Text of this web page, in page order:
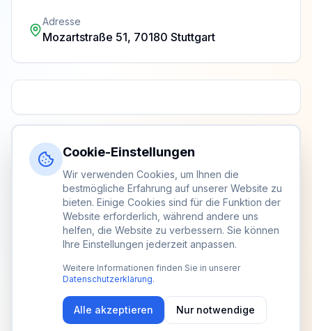
Adresse
Mozartstraße 51, 70180 Stuttgart
Cookie-Einstellungen
Wir verwenden Cookies, um Ihnen die
bestmögliche Erfahrung auf unserer Website zu
bieten. Einige Cookies sind für die Funktion der
Website erforderlich, während andere uns
helfen, die Website zu verbessern. Sie können
Ihre Einstellungen jederzeit anpassen.
Weitere Informationen finden Sie in unserer
Datenschutzerklärung.
Alle akzeptieren Nur notwendige